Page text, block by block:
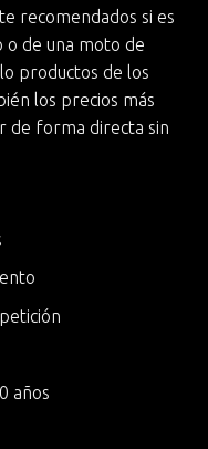
recomendados si es
o de una moto de
productos de los
los precios más
de forma directa sin
años